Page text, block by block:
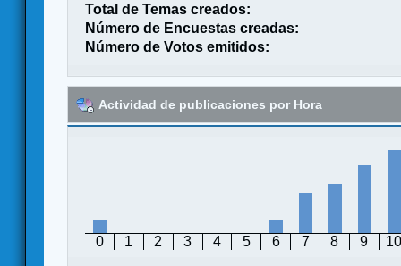
Total de Temas creados:
Número de Encuestas creadas:
Número de Votos emitidos:
Actividad de publicaciones por Hora
0 1 2 3 4 5 6 7 8 9 10